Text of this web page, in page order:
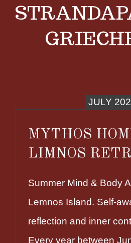
JULY
MYTHOS
LIMNOS
Summer Mind & Body
Lemnos Island. Self-
reflection and inner
Every year between